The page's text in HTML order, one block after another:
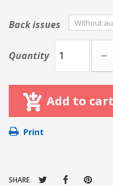
Back issues
Quantity
Add to cart
Print
SHARE